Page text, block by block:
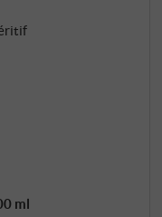
ml